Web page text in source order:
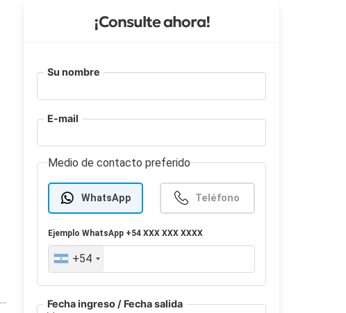
¡Consulte ahora!
Su nombre
E-mail
Medio de contacto preferido
WhatsApp Teléfono
EjemploWhatsApp +54 XXX XXX XXXX
+54
Fecha ingreso / Fecha salida